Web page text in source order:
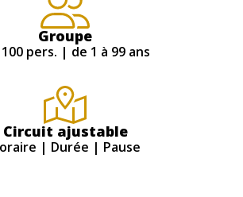
Groupe
100 pers. | de 1 à 99 ans
Circuit ajustable
| Durée | Pause